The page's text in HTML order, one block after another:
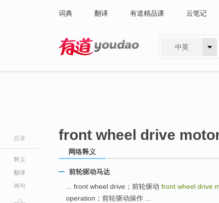
词典 翻译 有道精品课 云笔记
中英
目录
释义
翻译
例句
front wheel drive
网络释义
前轮驱动马达
... front wheel drive；前轮驱动 front wheel drive
operation；前轮驱动操作 ...